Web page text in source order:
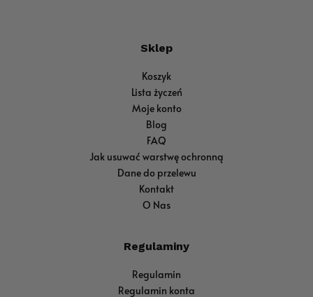
Sklep
Koszyk
Lista życzeń
Moje konto
Blog
FAQ
Jak usuwać warstwę ochronną
Dane do przelewu
Kontakt
O Nas
Regulaminy
Regulamin
Regulamin konta